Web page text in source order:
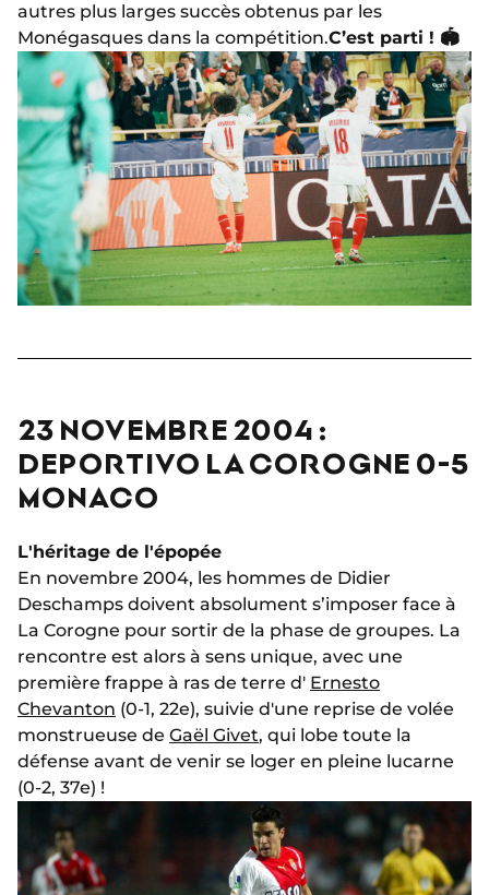
autres plus larges succès obtenus par les
Monégasques dans la compétition.C’est parti ! 🏟
23 NOVEMBRE 2004 :
DEPORTIVO LA COROGNE 0-5
MONACO
L'héritage de l'épopée
En novembre 2004, les hommes de Didier
Deschamps doivent absolument s’imposer face à
La Corogne pour sortir de la phase de groupes. La
rencontre est alors à sens unique, avec une
première frappe à ras de terre d' Ernesto
Chevanton (0-1, 22e), suivie d'une reprise de volée
monstrueuse de Gaël Givet, qui lobe toute la
défense avant de venir se loger en pleine lucarne
(0-2, 37e) !